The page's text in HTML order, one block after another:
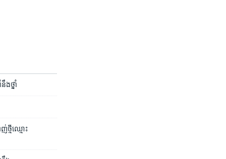
ថ្នាំ
ថ្មី​ឈ្មោះ​